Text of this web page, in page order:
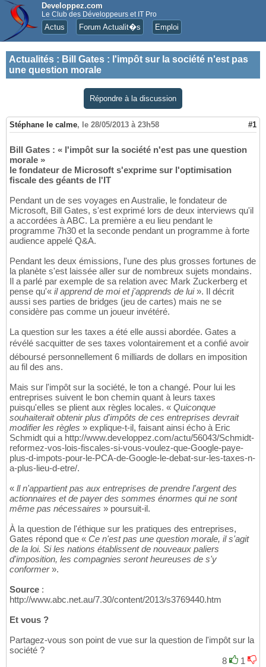
Developpez.com
Le Club des Développeurs et IT Pro
Actus Forum Actualit�s Emploi
Actualités : Bill Gates : l'impôt sur la société n'est pas
une question morale
Répondre à la discussion
Stéphane le calme, le 28/05/2013 à 23h58 #1
Bill Gates : « l'impôt sur la société n'est pas une question
morale »
le fondateur de Microsoft s'exprime sur l'optimisation
fiscale des géants de l'IT
Pendant un de ses voyages en Australie, le fondateur de
Microsoft, Bill Gates, s'est exprimé lors de deux interviews qu'il
a accordées à ABC. La première a eu lieu pendant le
programme 7h30 et la seconde pendant un programme à forte
audience appelé Q&A.
Pendant les deux émissions, l'une des plus grosses fortunes de
la planète s'est laissée aller sur de nombreux sujets mondains.
Il a parlé par exemple de sa relation avec Mark Zuckerberg et
pense qu'« il apprend de moi et j'apprends de lui». Il décrit
aussi ses parties de bridges (jeu de cartes) mais ne se
considère pas comme un joueur invétéré.
La question sur les taxes a été elle aussi abordée. Gates a
révélé sacquitter de ses taxes volontairement et a confié avoir
déboursé personnellement 6 milliards de dollars en imposition
au fil des ans.
Mais sur l'impôt sur la société, le ton a changé. Pour lui les
entreprises suivent le bon chemin quant à leurs taxes
puisqu'elles se plient aux règles locales. « Quiconque
souhaiterait obtenir plus d'impôts de ces entreprises devrait
modifier les règles » explique-t-il, faisant ainsi écho à Eric
Schmidt qui a http://www.developpez.com/actu/56043/Schmidt-
reformez-vos-lois-fiscales-si-vous-voulez-que-Google-paye-
plus-d-impots-pour-le-PCA-de-Google-le-debat-sur-les-taxes-n-
a-plus-lieu-d-etre/.
« ll n'appartient pas aux entreprises de prendre l'argent des
actionnaires et de payer des sommes énormes qui ne sont
même pas nécessaires » poursuit-il.
À la question de l'éthique sur les pratiques des entreprises,
Gates répond que « Ce n'est pas une question morale, il s'agit
de la loi. Si les nations établissent de nouveaux paliers
d'imposition, les compagnies seront heureuses de s'y
conformer».
Source :
http://www.abc.net.au/7.30/content/2013/s3769440.htm
Et vous ?
Partagez-vous son point de vue sur la question de l'impôt sur la
société ?
8
1